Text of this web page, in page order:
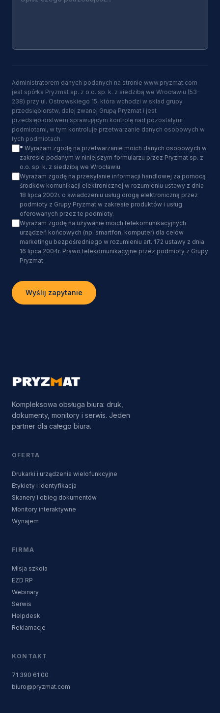
Administratorem danych podanych na stronie www.pryzmat.com
jest spółka Pryzmat sp. z o.o. sp. k. z siedzibą we Wrocławiu (53-
238) przy ul. Ostrowskiego 15, która wchodzi w skład grupy
przedsiębiorstw, dalej zwanej Grupą Pryzmat i jest
przedsiębiorstwem sprawującym kontrolę nad pozostałymi
podmiotami, w tym kontroluje przetwarzanie danych osobowych w
tych podmiotach.
* Wyrażam zgodę na przetwarzanie moich danych osobowych w
zakresie podanym w niniejszym formularzu przez Pryzmat sp. z
o.o. sp. k. z siedzibą we Wrocławiu.
Wyrażam zgodę na przesyłanie informacji handlowej za pomocą
środków komunikacji elektronicznej w rozumieniu ustawy z dnia
18 lipca 2002r. o świadczeniu usług drogą elektroniczną przez
podmioty z Grupy Pryzmat w zakresie produktów i usług
oferowanych przez te podmioty.
Wyrażam zgodę na używanie moich telekomunikacyjnych
urządzeń końcowych (np. smartfon, komputer) dla celów
marketingu bezpośredniego w rozumieniu art. 172 ustawy z dnia
16 lipca 2004r. Prawo telekomunikacyjne przez podmioty z Grupy
Pryzmat.
Wyślij zapytanie
Kompleksowa obsługa biura: druk,
dokumenty, monitory i serwis. Jeden
partner dla całego biura.
OFERTA
Drukarki i urządzenia wielofunkcyjne
Etykiety i identyfikacja
Skanery i obieg dokumentów
Monitory interaktywne
Wynajem
FIRMA
Misja szkoła
EZD RP
Webinary
Serwis
Helpdesk
Reklamacje
KONTAKT
71 390 61 00
biuro@pryzmat.com